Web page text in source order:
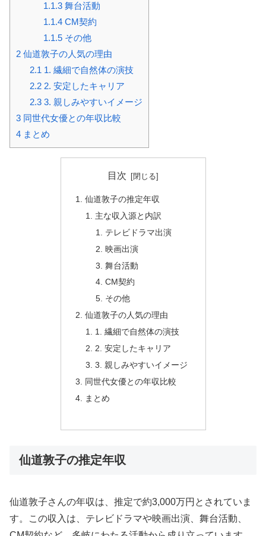
1.1.3舞台活動
1.1.4CM契約
1.1.5その他
2 仙道敦子の人気の理由
2.1 1. 繊細で自然体の演技
2.22. 安定したキャリア
2.33. 親しみやすいイメージ
3 同世代女優との年収比較
4 まとめ
目次
仙道敦子の推定年収
主な収入源と内訳
テレビドラマ出演
映画出演
舞台活動
CM契約
その他
仙道敦子の人気の理由
1. 繊細で自然体の演技
2. 安定したキャリア
3. 親しみやすいイメージ
同世代女優との年収比較
まとめ
仙道敦子の推定年収
仙道敦子さんの年収は、推定で約3,000万円とされていま
す。この収入は、テレビドラマや映画出演、舞台活動、